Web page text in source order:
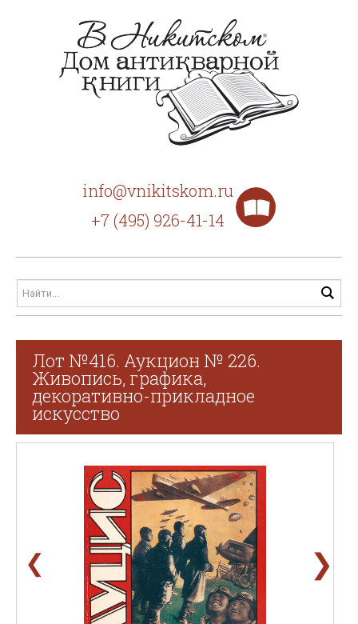
info@vnikitskom.ru
+7 (495) 926-41-14
Лот №416. Аукцион № 226.
Живопись, графика,
декоративно-прикладное
искусство
❮ ❯